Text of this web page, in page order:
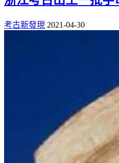
考古新發現 2021-04-30